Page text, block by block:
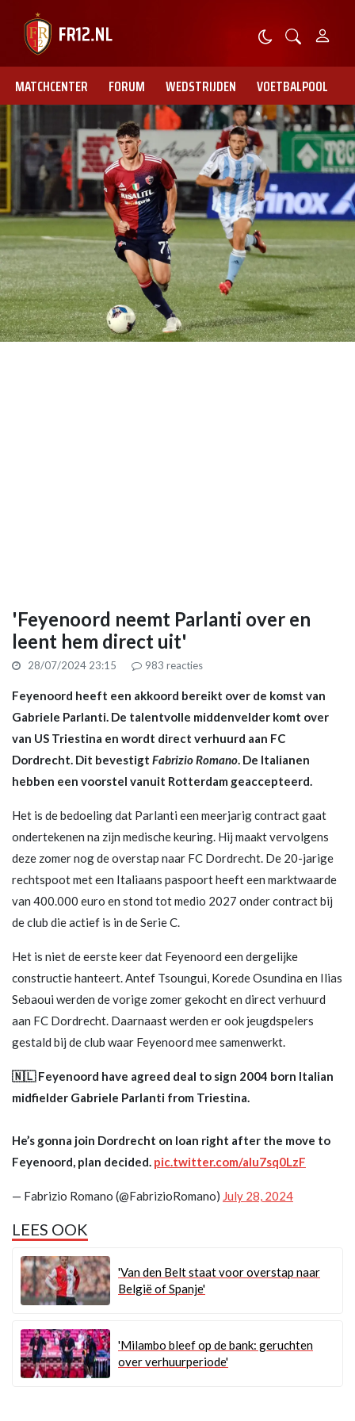
MATCHCENTER FORUM WEDSTRIJDEN VOETBALPOOL
'Feyenoord neemt Parlanti over en
leent hem direct uit'
28/07/2024 23:15 983 reacties
Feyenoord heeft een akkoord bereikt over de komst van
Gabriele Parlanti. De talentvolle middenvelder komt over
van US Triestina en wordt direct verhuurd aan FC
Dordrecht. Dit bevestigt Fabrizio Romano. De Italianen
hebben een voorstel vanuit Rotterdam geaccepteerd.
Het is de bedoeling dat Parlanti een meerjarig contract gaat
ondertekenen na zijn medische keuring. Hij maakt vervolgens
deze zomer nog de overstap naar FC Dordrecht. De 20-jarige
rechtspoot met een Italiaans paspoort heeft een marktwaarde
van 400.000 euro en stond tot medio 2027 onder contract bij
de club die actief is in de Serie C.
Het is niet de eerste keer dat Feyenoord een dergelijke
constructie hanteert. Antef Tsoungui, Korede Osundina en Ilias
Sebaoui werden de vorige zomer gekocht en direct verhuurd
aan FC Dordrecht. Daarnaast werden er ook jeugdspelers
gestald bij de club waar Feyenoord mee samenwerkt.
🇳🇱 Feyenoord have agreed deal to sign 2004 born Italian
midfielder Gabriele Parlanti from Triestina.
He’s gonna join Dordrecht on loan right after the move to
Feyenoord, plan decided. pic.twitter.com/aIu7sq0LzF
— Fabrizio Romano (@FabrizioRomano) July 28, 2024
LEES OOK
'Van den Belt staat voor overstap naar
België of Spanje'
'Milambo bleef op de bank: geruchten
over verhuurperiode'